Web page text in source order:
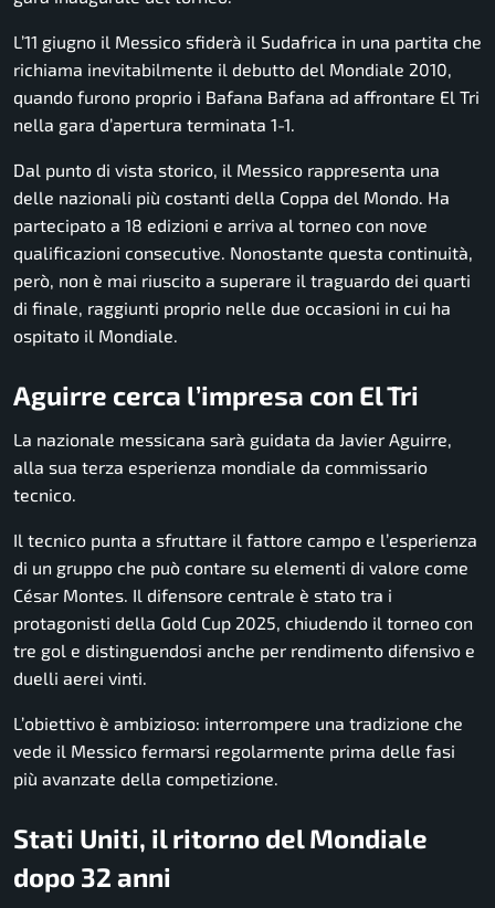
L’11 giugno il Messico sfiderà il Sudafrica in una partita che
richiama inevitabilmente il debutto del Mondiale 2010,
quando furono proprio i Bafana Bafana ad affrontare El Tri
nella gara d’apertura terminata 1-1.
Dal punto di vista storico, il Messico rappresenta una
delle nazionali più costanti della Coppa del Mondo. Ha
partecipato a 18 edizioni e arriva al torneo con nove
qualificazioni consecutive. Nonostante questa continuità,
però, non è mai riuscito a superare il traguardo dei quarti
di finale, raggiunti proprio nelle due occasioni in cui ha
ospitato il Mondiale.
Aguirre cerca l’impresa con El Tri
La nazionale messicana sarà guidata da Javier Aguirre,
alla sua terza esperienza mondiale da commissario
tecnico.
Il tecnico punta a sfruttare il fattore campo e l’esperienza
di un gruppo che può contare su elementi di valore come
César Montes. Il difensore centrale è stato tra i
protagonisti della Gold Cup 2025, chiudendo il torneo con
tre gol e distinguendosi anche per rendimento difensivo e
duelli aerei vinti.
L’obiettivo è ambizioso: interrompere una tradizione che
vede il Messico fermarsi regolarmente prima delle fasi
più avanzate della competizione.
Stati Uniti, il ritorno del Mondiale
dopo 32 anni